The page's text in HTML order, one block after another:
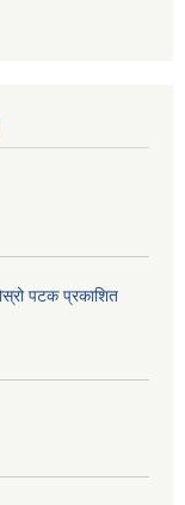
पटक प्रकाशित